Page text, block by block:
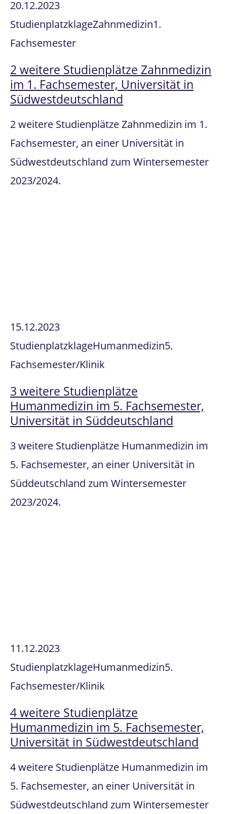
20.12.2023
StudienplatzklageZahnmedizin1.
Fachsemester
2 weitere Studienplätze Zahnmedizin
im 1. Fachsemester, Universität in
Südwestdeutschland
2 weitere Studienplätze Zahnmedizin im 1.
Fachsemester, an einer Universität in
Südwestdeutschland zum Wintersemester
2023/2024.
15.12.2023
StudienplatzklageHumanmedizin5.
Fachsemester/Klinik
3 weitere Studienplätze
Humanmedizin im 5. Fachsemester,
Universität in Süddeutschland
3 weitere Studienplätze Humanmedizin im
5. Fachsemester, an einer Universität in
Süddeutschland zum Wintersemester
2023/2024.
11.12.2023
StudienplatzklageHumanmedizin5.
Fachsemester/Klinik
4 weitere Studienplätze
Humanmedizin im 5. Fachsemester,
Universität in Südwestdeutschland
4 weitere Studienplätze Humanmedizin im
5. Fachsemester, an einer Universität in
Südwestdeutschland zum Wintersemester